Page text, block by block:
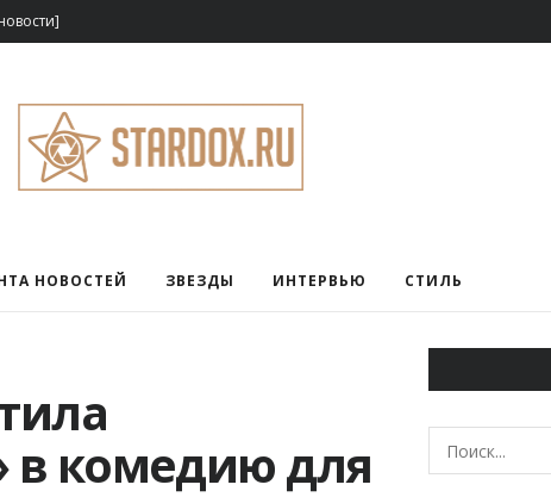
НОВОСТЕЙ ЗВЕЗДЫ ИНТЕРВЬЮ СТИЛЬ
в комедию для